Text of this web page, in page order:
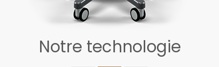
Notre technologie